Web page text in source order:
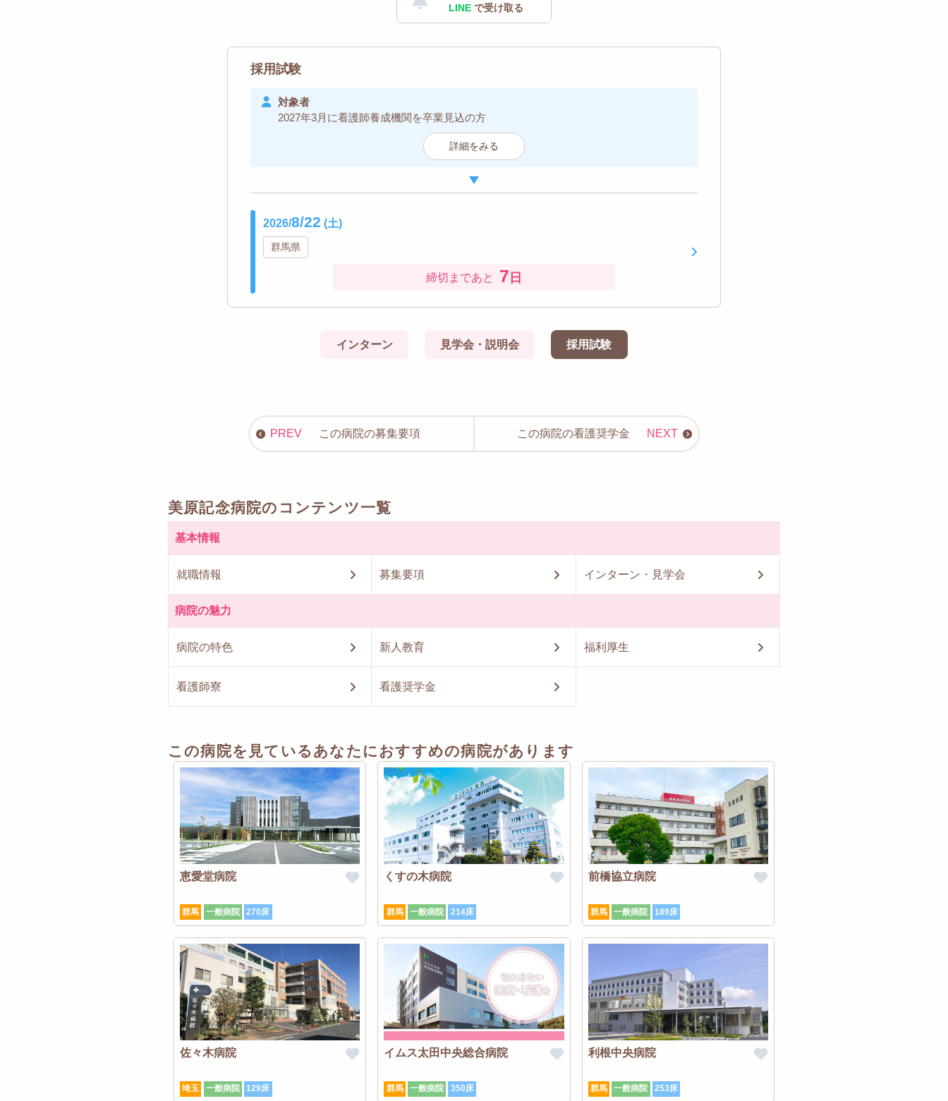
LINE で受け取る
採用試験
対象者
2027年3月に看護師養成機関を卒業見込の方
詳細をみる
2026/8/22 (土)
群馬県
締切まであと 7 日
インターン 見学会・説明会 採用試験
この病院の募集要項 この病院の看護奨学金
美原記念病院のコンテンツ一覧
基本情報
就職情報 募集要項 インターン・見学会
病院の魅力
病院の特色 新人教育 福利厚生
看護師寮 看護奨学金
この病院を見ているあなたにおすすめの病院があります
恵愛堂病院
群馬 一般病院 270床
くすの木病院
群馬 一般病院 214床
前橋協立病院
群馬 一般病院 189床
佐々木病院
埼玉 一般病院 129床
イムス太田中央総合病院
群馬 一般病院 350床
利根中央病院
群馬 一般病院 253床